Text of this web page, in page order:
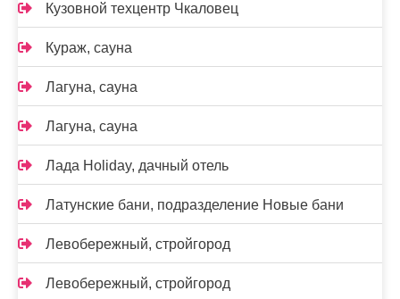
Кузовной техцентр Чкаловец
Кураж, сауна
Лагуна, сауна
Лагуна, сауна
Лада Holidаy, дачный отель
Латунские бани, подразделение Новые бани
Левобережный, стройгород
Левобережный, стройгород